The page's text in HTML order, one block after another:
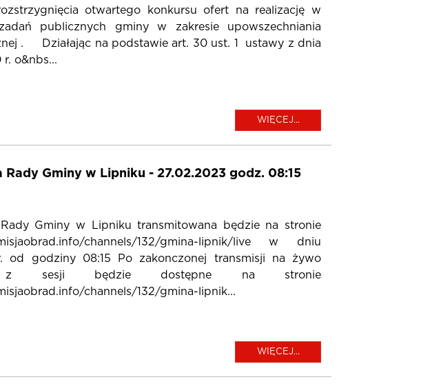
otwartego konkursu ofert na realizację w
publicznych gminy w zakresie upowszechniania
. Działając na podstawie art. 30 ust. 1 ustawy z dnia
r. o&nbs...
WIĘCEJ...
Rady Gminy w Lipniku - 27.02.2023 godz. 08:15
Rady Gminy w Lipniku transmitowana będzie na stronie
channels/132/gmina-lipnik/live w dniu
od godziny 08:15 Po zakonczonej transmisji na żywo
z sesji będzie dostępne na stronie
channels/132/gmina-lipnik...
WIĘCEJ...